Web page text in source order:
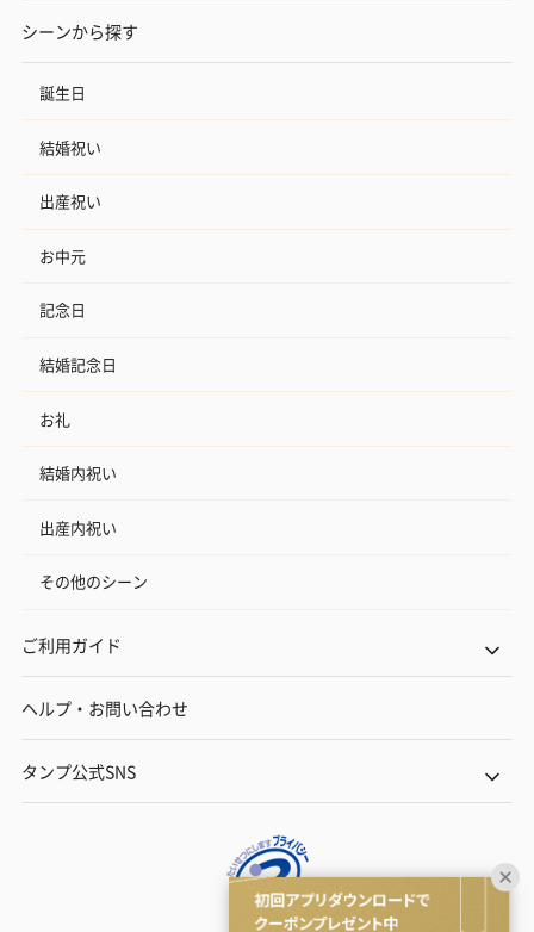
シーンから探す
誕生日
結婚祝い
出産祝い
お中元
記念日
結婚記念日
お礼
結婚内祝い
出産内祝い
その他のシーン
ご利用ガイド
ヘルプ・お問い合わせ
タンプ公式SNS